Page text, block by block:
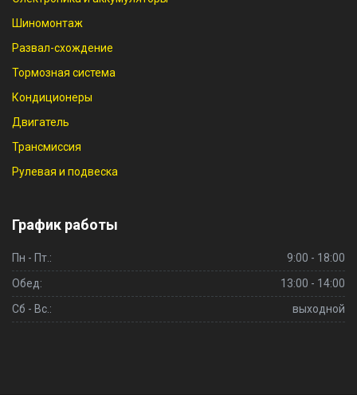
Шиномонтаж
Развал-схождение
Тормозная система
Кондиционеры
Двигатель
Трансмиссия
Рулевая и подвеска
График работы
Пн - Пт.:
9:00 - 18:00
Обед:
13:00 - 14:00
Сб - Вс.:
выходной